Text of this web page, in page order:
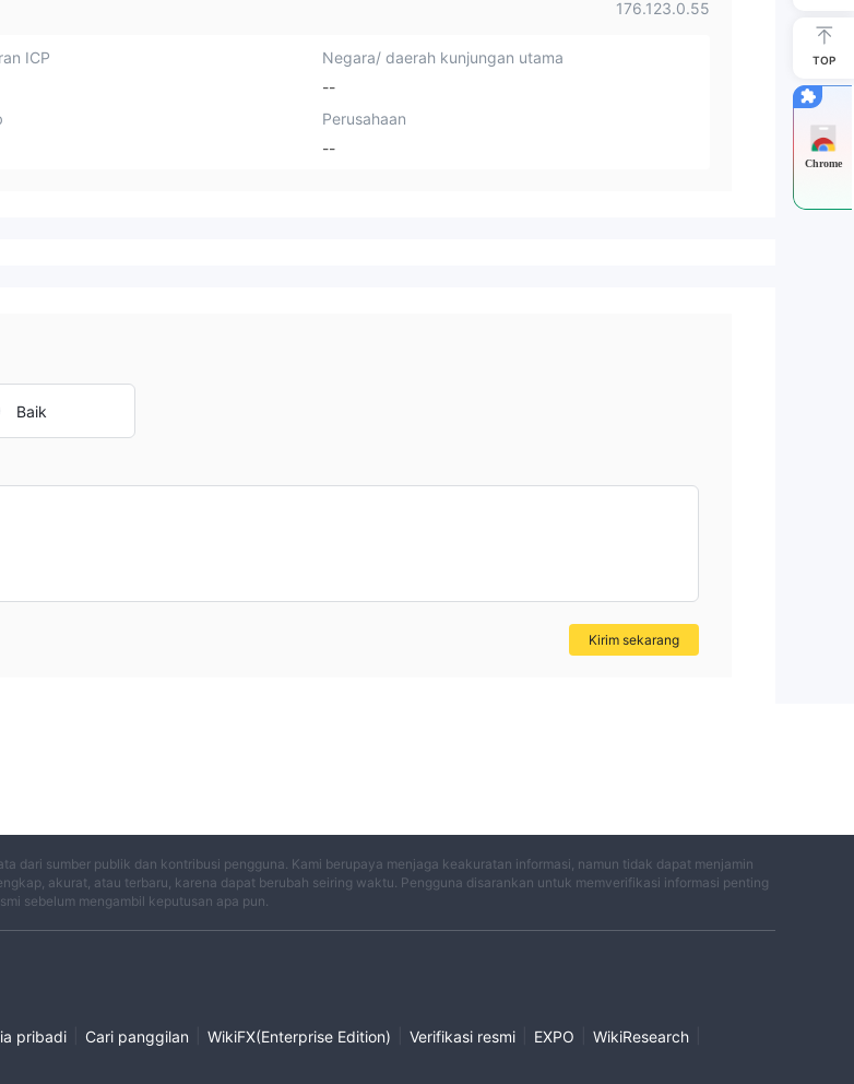
176.123.0.55
ICP
Negara/ daerah kunjungan utama
--
Perusahaan
--
Baik
Kirim sekarang
TOP
Chrome
dari sumber publik dan kontribusi pengguna. Kami berupaya menjaga keakuratan informasi, namun tidak dapat menjamin
akurat, atau terbaru, karena dapat berubah seiring waktu. Pengguna disarankan untuk memverifikasi informasi penting
sebelum mengambil keputusan apa pun.
pribadi Cari panggilan WikiFX(Enterprise Edition) Verifikasi resmi EXPO WikiResearch